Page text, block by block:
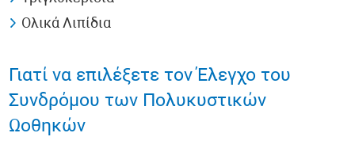
Ολικά Λιπίδια
Γιατί να επιλέξετε τον Έλεγχο του
Συνδρόμου των Πολυκυστικών
Ωοθηκών